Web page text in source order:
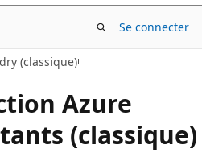
Se connecter
(classique)
Azure
(classique)